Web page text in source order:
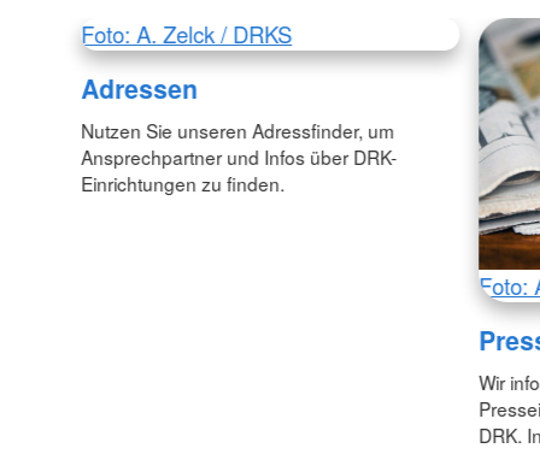
Foto: A. Zelck / DRKS
Adressen
Nutzen Sie unseren Adressfinder, um
Ansprechpartner und Infos über DRK-
Einrichtungen zu finden.
Foto:
Wir
DRK.